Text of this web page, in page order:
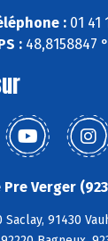
:01 41
: 48,8158847
Verger
Saclay, 91430